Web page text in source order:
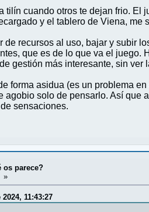
tilín cuando otros te dejan frio. El
y el tablero de Viena, me
de recursos al uso, bajar y subir
que es de lo que va el
gestión más interesante, sin ver
forma asidua (es un problema
agobio solo de pensarlo. Así que
sensaciones.
os parece?
»
11:43:27